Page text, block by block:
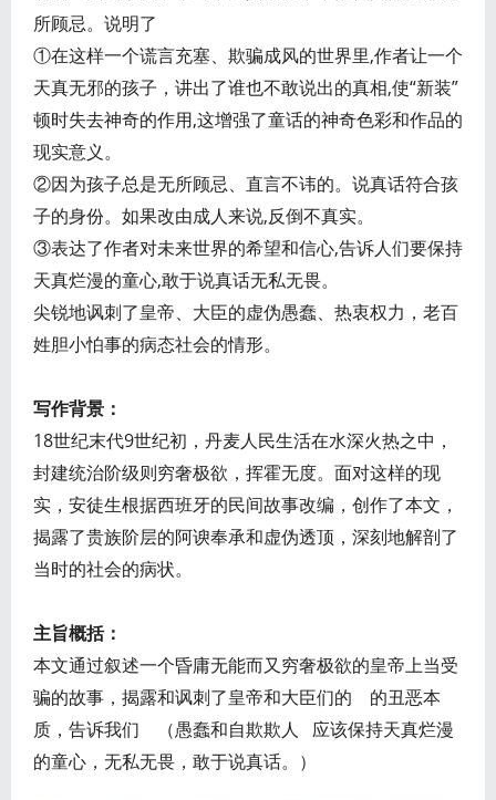
所顾忌。说明了
①在这样一个谎言充塞、欺骗成风的世界里,作者让一个
天真无邪的孩子，讲出了谁也不敢说出的真相,使“新装”
顿时失去神奇的作用,这增强了童话的神奇色彩和作品的
现实意义。
②因为孩子总是无所顾忌、直言不讳的。说真话符合孩
子的身份。如果改由成人来说,反倒不真实。
③表达了作者对未来世界的希望和信心,告诉人们要保持
天真烂漫的童心,敢于说真话无私无畏。
尖锐地讽刺了皇帝、大臣的虚伪愚蠢、热衷权力，老百
姓胆小怕事的病态社会的情形。
写作背景：
18世纪末代9世纪初，丹麦人民生活在水深火热之中，
封建统治阶级则穷奢极欲，挥霍无度。面对这样的现
实，安徒生根据西班牙的民间故事改编，创作了本文，
揭露了贵族阶层的阿谀奉承和虚伪透顶，深刻地解剖了
当时的社会的病状。
主旨概括：
本文通过叙述一个昏庸无能而又穷奢极欲的皇帝上当受
骗的故事，揭露和讽刺了皇帝和大臣们的 的丑恶本
质，告诉我们 （愚蠢和自欺欺人 应该保持天真烂漫
的童心，无私无畏，敢于说真话。）